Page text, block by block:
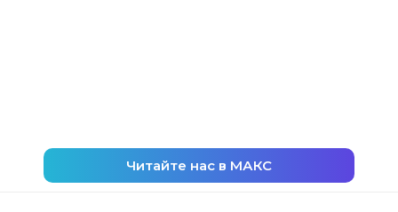
Читайте нас в МАКС